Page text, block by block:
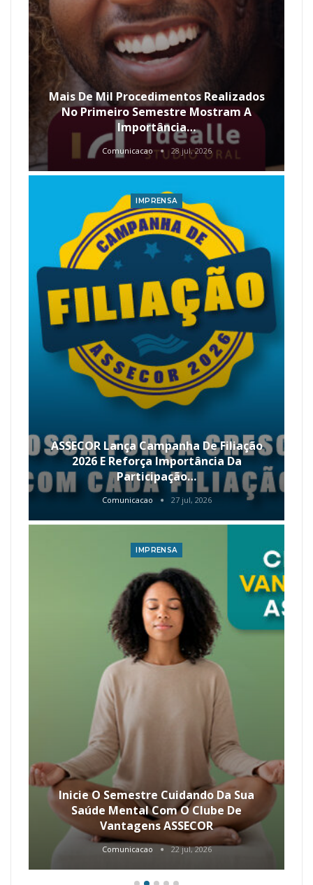
Mais De Mil Procedimentos Realizados
No Primeiro Semestre Mostram A
Importância…
Comunicacao 28 jul, 2026
IMPRENSA
ASSECOR Lança Campanha De Filiação
2026 E Reforça Importância Da
Participação…
Comunicacao 27 jul, 2026
IMPRENSA
Inicie O Semestre Cuidando Da Sua
Saúde Mental Com O Clube De
Vantagens ASSECOR
Comunicacao 22 jul, 2026